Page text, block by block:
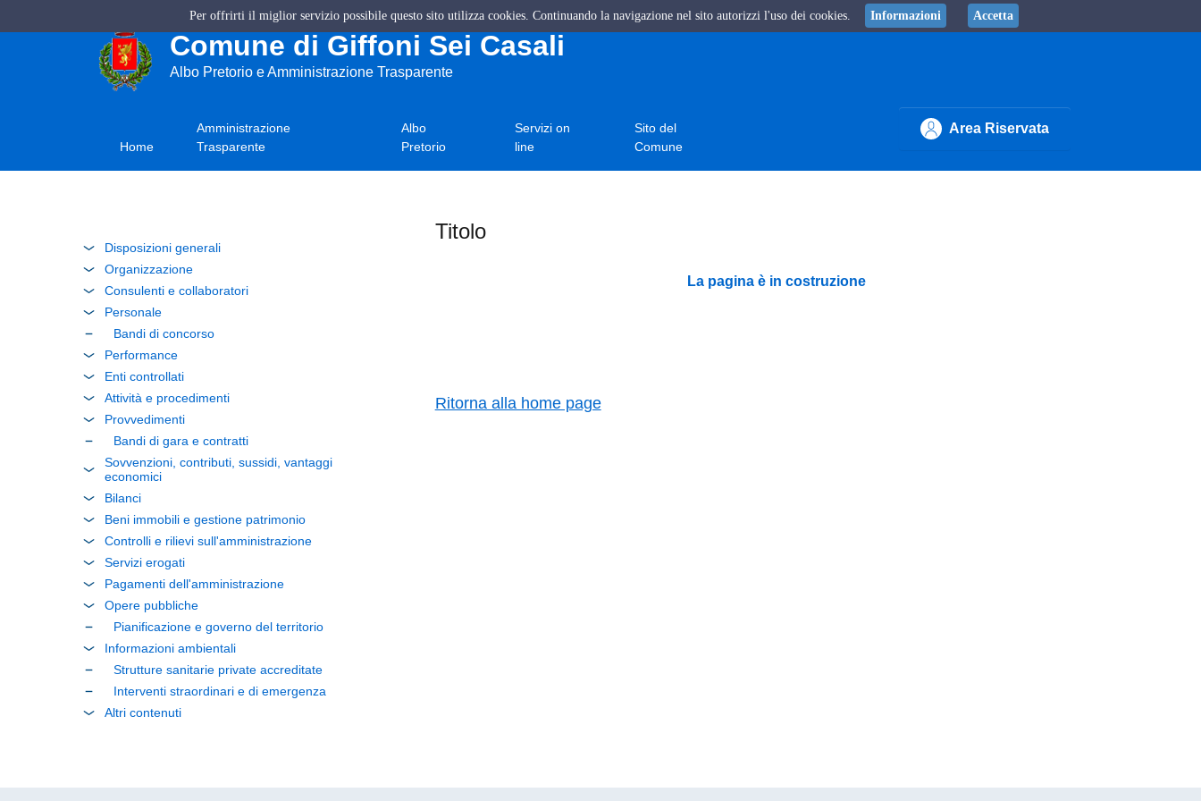
Comune di Giffoni Sei Casali
Albo Pretorio e Amministrazione Trasparente
Home
Amministrazione
Trasparente
Albo
Pretorio
Servizi on
line
Sito del
Comune
Area Riservata
Disposizioni generali
Organizzazione
Consulenti e collaboratori
Personale
Bandi di concorso
Performance
Enti controllati
Attività e procedimenti
Provvedimenti
Bandi di gara e contratti
Sovvenzioni, contributi, sussidi, vantaggi
economici
Bilanci
Beni immobili e gestione patrimonio
Controlli e rilievi sull'amministrazione
Servizi erogati
Pagamenti dell'amministrazione
Opere pubbliche
Pianificazione e governo del territorio
Informazioni ambientali
Strutture sanitarie private accreditate
Interventi straordinari e di emergenza
Altri contenuti
Titolo
La pagina è in costruzione
Ritorna alla home page
Per offrirti il miglior servizio possibile questo sito utilizza cookies. Continuando la navigazione nel sito autorizzi l'uso dei cookies. Informazioni Accetta